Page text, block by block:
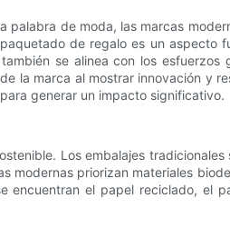
de moda, las marcas
de regalo es un
se alinea con los
la marca al mostrar innovación y
generar un impacto significativo.
Los embalajes
modernas priorizan materiales
encuentran el papel reciclado,